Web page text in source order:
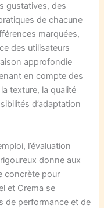
gustatives, des
de chacune
marquées,
des utilisateurs
approfondie
en compte des
texture, la qualité
d’adaptation
l’évaluation
donne aux
concrète pour
et Crema se
de performance et de